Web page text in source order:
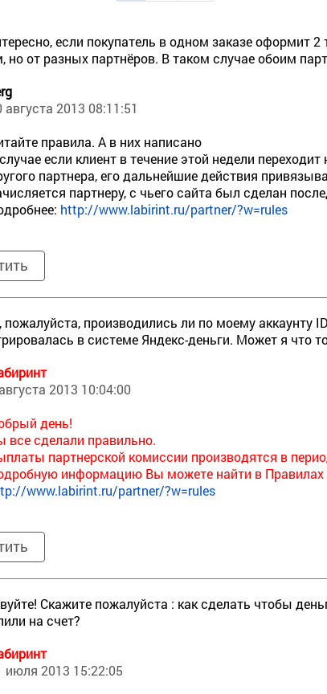
если покупатель в одном заказе оформит
но от разных партнёров. В таком случае обоим
августа 2013 08:11:51
правила. А в них написано
если клиент в течение этой недели
партнера, его дальнейшие действия
партнеру, с чьего сайта был сделан
http://www.labirint.ru/partner/?w=rules
пожалуйста, производились ли по моему аккаунту
в системе Яндекс-деньги. Может я что
2013 10:04:00
день!
все сделали правильно.
партнерской комиссии производятся в
информацию Вы можете найти в Правилах
www.labirint.ru/partner/?w=rules
Скажите пожалуйста : как сделать чтобы
на счет?
июля 2013 15:22:05